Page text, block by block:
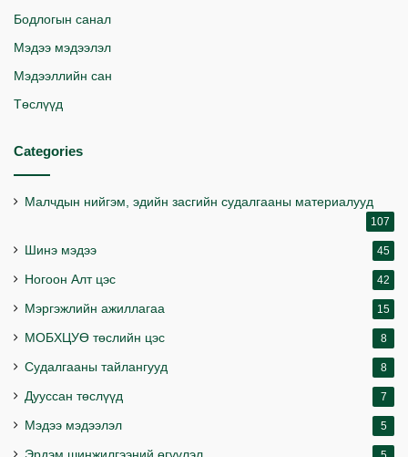
Бодлогын санал
Мэдээ мэдээлэл
Мэдээллийн сан
Төслүүд
Categories
Малчдын нийгэм, эдийн засгийн судалгааны материалууд
107
Шинэ мэдээ 45
Ногоон Алт цэс 42
Мэргэжлийн ажиллагаа 15
МОБХЦУӨ төслийн цэс 8
Судалгааны тайлангууд 8
Дууссан төслүүд 7
Мэдээ мэдээлэл 5